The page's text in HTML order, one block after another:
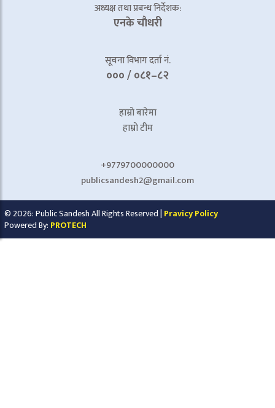
अध्यक्ष तथा प्रबन्ध निर्देशक:
एनके चाैधरी
सूचना विभाग दर्ता नं.
००० / ०८१–८२
हाम्रो बारेमा
हाम्रो टीम
+9779700000000
publicsandesh2@gmail.com
© 2026: Public Sandesh All Rights Reserved | Pravicy Policy
Powered By: PROTECH